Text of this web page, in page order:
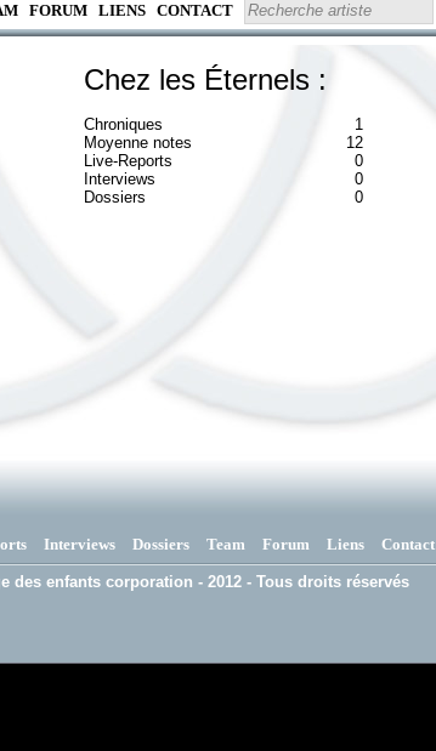
FORUM LIENS CONTACT
Chez les Éternels :
Chroniques
1
Moyenne notes
12
Live-Reports
0
Interviews
0
Dossiers
0
Interviews Dossiers Team Forum Liens Contact
des enfants corporation - 2012 - Tous droits réservés